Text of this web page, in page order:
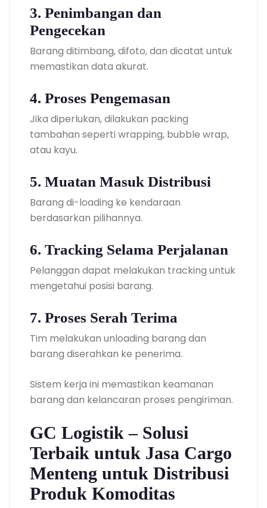
3. Penimbangan dan
Pengecekan
Barang ditimbang, difoto, dan dicatat untuk
memastikan data akurat.
4. Proses Pengemasan
Jika diperlukan, dilakukan packing
tambahan seperti wrapping, bubble wrap,
atau kayu.
5. Muatan Masuk Distribusi
Barang di-loading ke kendaraan
berdasarkan pilihannya.
6. Tracking Selama Perjalanan
Pelanggan dapat melakukan tracking untuk
mengetahui posisi barang.
7. Proses Serah Terima
Tim melakukan unloading barang dan
barang diserahkan ke penerima.
Sistem kerja ini memastikan keamanan
barang dan kelancaran proses pengiriman.
GC Logistik – Solusi
Terbaik untuk Jasa Cargo
Menteng untuk Distribusi
Produk Komoditas